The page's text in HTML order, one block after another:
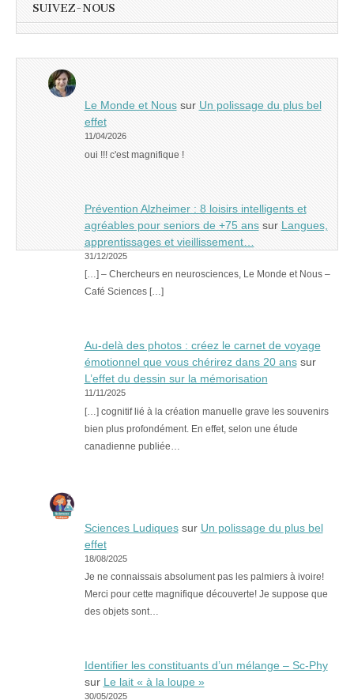
SUIVEZ-NOUS
Le Monde et Noussur Un polissage du plus bel
effet
11/04/2026
oui !!! c'est magnifique !
Prévention Alzheimer : 8 loisirs intelligents et
agréables pour seniors de +75 anssur Langues,
apprentissages et vieillissement…
31/12/2025
[…] – Chercheurs en neurosciences, Le Monde et Nous –
Café Sciences […]
Au-delà des photos : créez le carnet de voyage
émotionnel que vous chérirez dans 20 anssur
L’effet du dessin sur la mémorisation
11/11/2025
[…] cognitif lié à la création manuelle grave les souvenirs
bien plus profondément. En effet, selon une étude
canadienne publiée…
Sciences Ludiquessur Un polissage du plus bel
effet
18/08/2025
Je ne connaissais absolument pas les palmiers à ivoire!
Merci pour cette magnifique découverte! Je suppose que
des objets sont…
Identifier les constituants d’un mélange – Sc-Phy
sur Le lait « à la loupe »
30/05/2025